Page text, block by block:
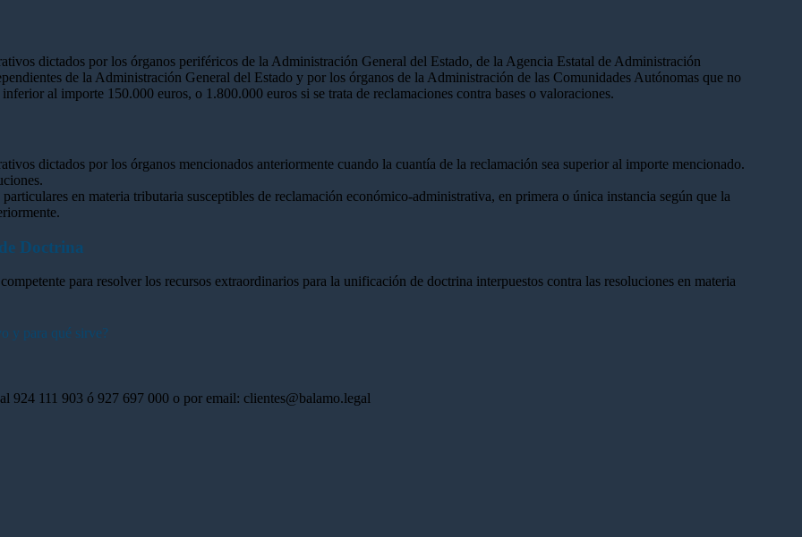
dictados por los órganos periféricos de la Administración General del Estado, de la Agencia Estatal de Administración
de la Administración General del Estado y por los órganos de la Administración de las Comunidades Autónomas que no
al importe 150.000 euros, o 1.800.000 euros si se trata de reclamaciones contra bases o valoraciones.
dictados por los órganos mencionados anteriormente cuando la cuantía de la reclamación sea superior al importe mencionado.
en materia tributaria susceptibles de reclamación económico-administrativa, en primera o única instancia según que la
Doctrina
para resolver los recursos extraordinarios para la unificación de doctrina interpuestos contra las resoluciones en materia
y para qué sirve?
924 111 903 ó 927 697 000 o por email: clientes@balamo.legal